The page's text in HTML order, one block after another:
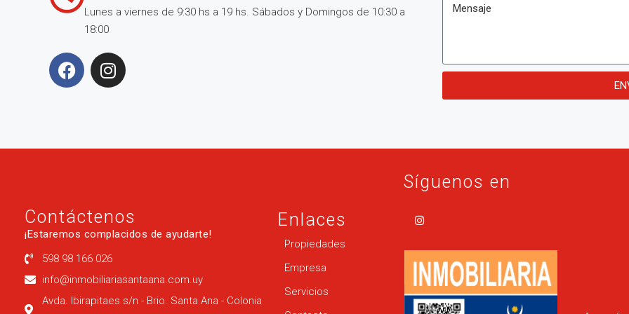
Lunes a viernes de 9:30 hs a 19 hs. Sábados y Domingos de 10:30 a
18:00
Contáctenos
¡Estaremos complacidos de ayudarte!
598 98 166 026
info@inmobiliariasantaana.com.uy
Avda. Ibirapitaes s/n - Brio. Santa Ana - Colonia
Enlaces
Propiedades
Empresa
Servicios
Síguenos en